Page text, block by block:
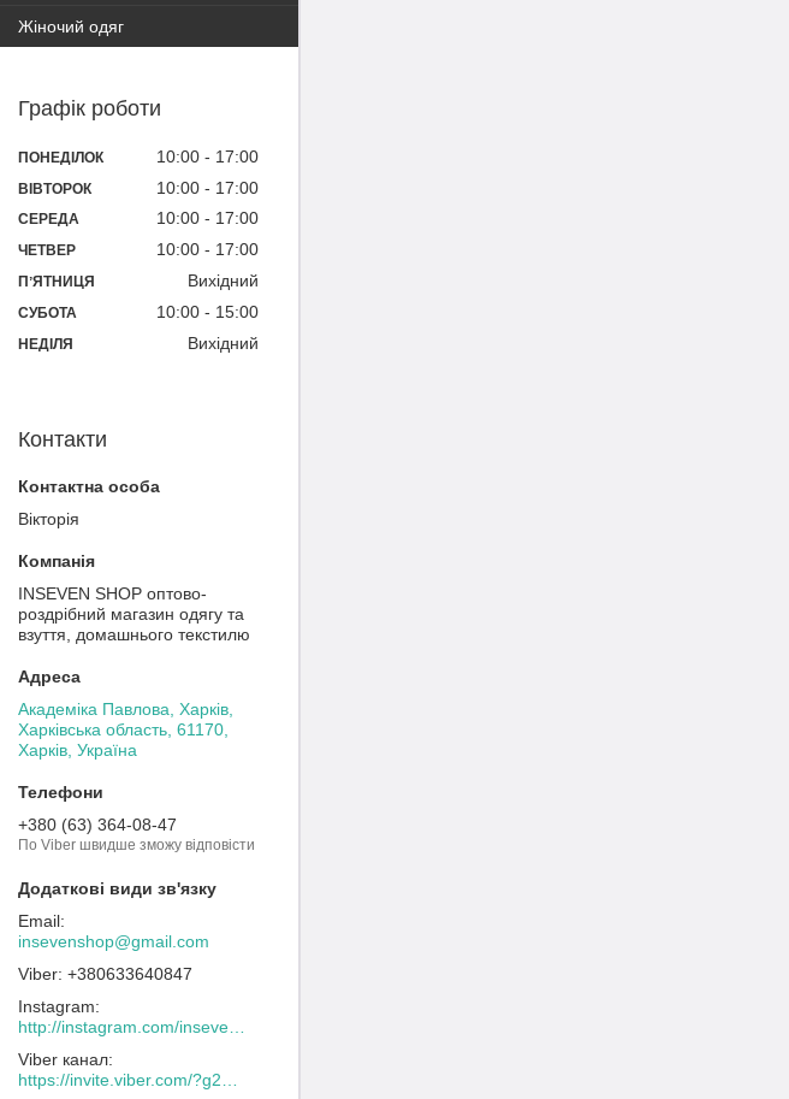
Жіночий одяг
Графік роботи
ПОНЕДІЛОК 10:00 17:00
ВІВТОРОК 10:00 17:00
СЕРЕДА 10:00 17:00
ЧЕТВЕР 10:00 17:00
ПʼЯТНИЦЯ Вихідний
СУБОТА 10:00 15:00
НЕДІЛЯ Вихідний
Контакти
Вікторія
INSEVEN SHOP оптово-
роздрібний магазин одягу та
взуття, домашнього текстилю
Академіка Павлова, Харків,
Харківська область, 61170,
Харків, Україна
+380 (63) 364-08-47
По Viber швидше зможу відповісти
insevenshop@gmail.com
+380633640847
Instagram
Viber канал